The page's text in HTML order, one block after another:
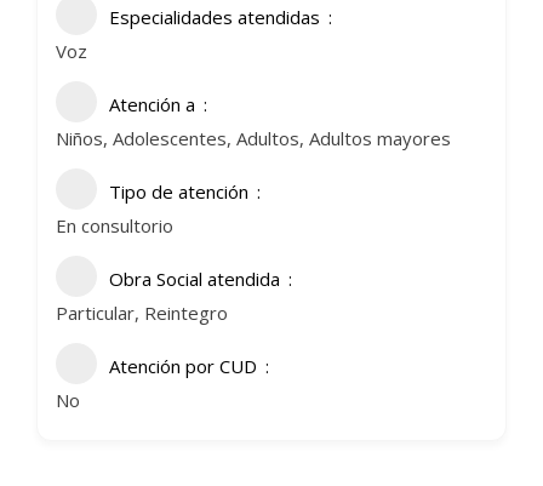
Especialidades atendidas
Voz
Atención a
Niños, Adolescentes, Adultos, Adultos mayores
Tipo de atención
En consultorio
Obra Social atendida
Particular, Reintegro
Atención por CUD
No